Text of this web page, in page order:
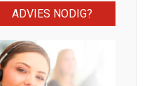
ADVIES NODIG?